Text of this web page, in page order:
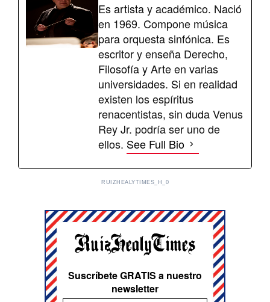
Es artista y académico. Nació
en 1969. Compone música
para orquesta sinfónica. Es
escritor y enseña Derecho,
Filosofía y Arte en varias
universidades. Si en realidad
existen los espíritus
renacentistas, sin duda Venus
Rey Jr. podría ser uno de
ellos. See Full Bio
RUIZHEALYTIMES_H_0
Suscríbete GRATIS a nuestro
newsletter